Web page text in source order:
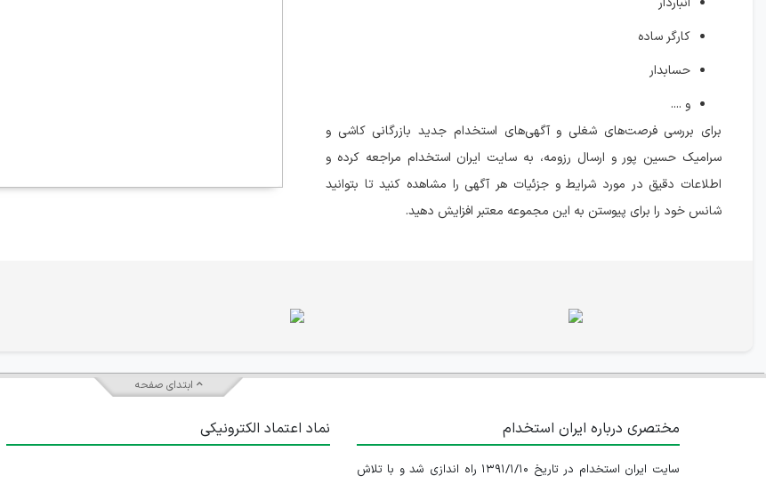
کارگر ساده
حسابدار
و ....
برای بررسی فرصت‌های شغلی و آگهی‌های استخدام جدید بازرگانی کاشی و
سرامیک حسین پور و ارسال رزومه، به سایت ایران استخدام مراجعه کرده و
اطلاعات دقیق در مورد شرایط و جزئیات هر آگهی را مشاهده کنید تا بتوانید
شانس خود را برای پیوستن به این مجموعه معتبر افزایش دهید.
ابتدای صفحه
مختصری درباره ایران استخدام
سایت ایران استخدام در تاریخ ۱۳۹۱/۱/۱۰ راه اندازی شد و با تلاش
نماد اعتماد الکترونیکی